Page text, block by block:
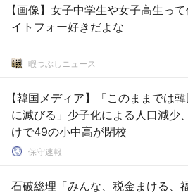
【画像】女子中学生や女子高生っ
イトフォー好きだよな
暇つぶしニュース
【韓国メディア】「このままでは
に滅びる」少子化による人口減少
けで49の小中高が閉校
保守速報
石破総理「みんな、税金まける、